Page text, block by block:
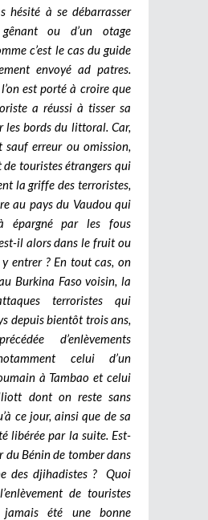
hésité à se débarrasser
ou d’un otage
c’est le cas du guide
envoyé ad patres.
est porté à croire que
a réussi à tisser sa
les bords du littoral. Car,
sauf erreur ou omission,
de touristes étrangers qui
la griffe des terroristes,
au pays du Vaudou qui
épargné par les fous
il alors dans le fruit ou
y entrer ? En tout cas, on
Burkina Faso voisin, la
terroristes qui
depuis bientôt trois ans,
d’enlèvements
celui d’un
à Tambao et celui
dont on reste sans
ce jour, ainsi que de sa
libérée par la suite. Est-
du Bénin de tomber dans
des djihadistes ? Quoi
de touristes
jamais été une bonne